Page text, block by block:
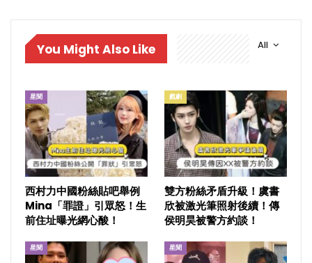
All
You Might Also Like
星聞
西村力中國粉絲貼吧舉例
Mina「罪證」引眾怒！生
前住址曝光網心酸！
戲劇
雙方粉絲矛盾升級！虞書
欣被激光筆照射後續！傳
侯明昊被警方約談！
星聞 星聞